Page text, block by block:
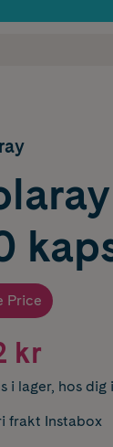
Price
kr
i lager, hos dig
frakt Instabox